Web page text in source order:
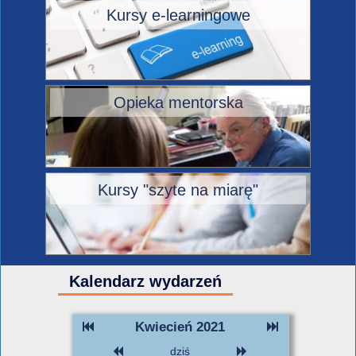
Kursy e-learningowe
Opieka mentorska
Kursy "szyte na miarę"
Kalendarz wydarzeń
Kwiecień 2021
dziś